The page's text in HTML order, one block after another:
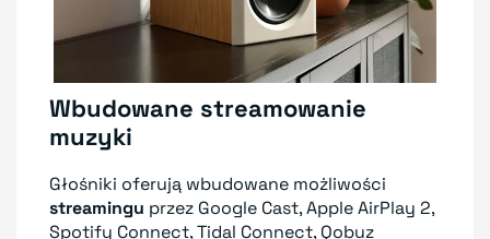
Wbudowane streamowanie
muzyki
Głośniki oferują wbudowane możliwości
streamingu przez Google Cast, Apple AirPlay 2,
Spotify Connect, Tidal Connect, Qobuz